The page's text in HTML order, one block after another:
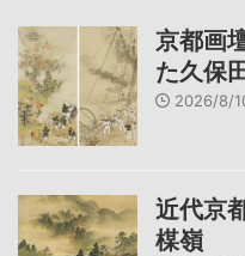
京都画
た久保
2026/8/
近代京
楳嶺